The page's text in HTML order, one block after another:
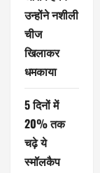
उन्होंने नशीली
चीज
खिलाकर
धमकाया
5 दिनों में
20% तक
चढ़े ये
स्मॉलकैप